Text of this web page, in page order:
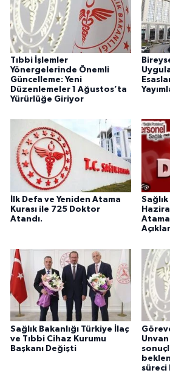
Tıbbi İşlemler
Yönergelerinde Önemli
Güncelleme: Yeni
Düzenlemeler 1 Ağustos’ta
Yürürlüğe Giriyor
İlk Defa ve Yeniden Atama
Kurası ile 725 Doktor
Atandı.
Atama
Sağlık Bakanlığı Türkiye İlaç
ve Tıbbi Cihaz Kurumu
Başkanı Değişti
Unvan
süreci